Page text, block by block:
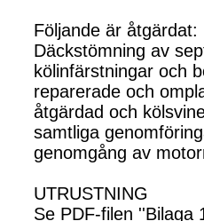
Följande är åtgärdat:
Däckstömning av
kölinfärstningar och
reparerade och
åtgärdad och
samtliga
genomgång av
UTRUSTNING
Se PDF-filen ''Bilaga